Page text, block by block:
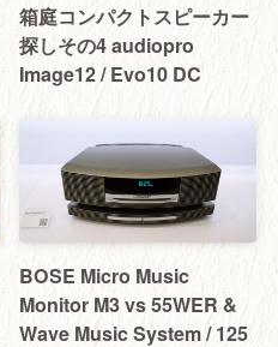
箱庭コンパクトスピーカー
探しその4 audiopro
Image12 / Evo10 DC
BOSE Micro Music
Monitor M3 vs 55WER &
Wave Music System / 125